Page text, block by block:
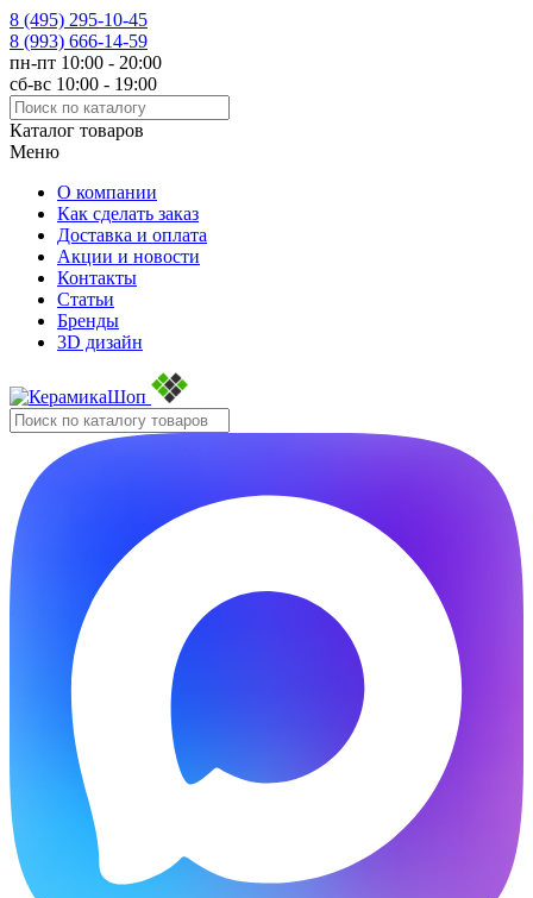
8 (495) 295-10-45
8 (993) 666-14-59
пн-пт 10:00 - 20:00
сб-вс 10:00 - 19:00
Каталог товаров
Меню
О компании
Как сделать заказ
Доставка и оплата
Акции и новости
Контакты
Статьи
Бренды
3D дизайн